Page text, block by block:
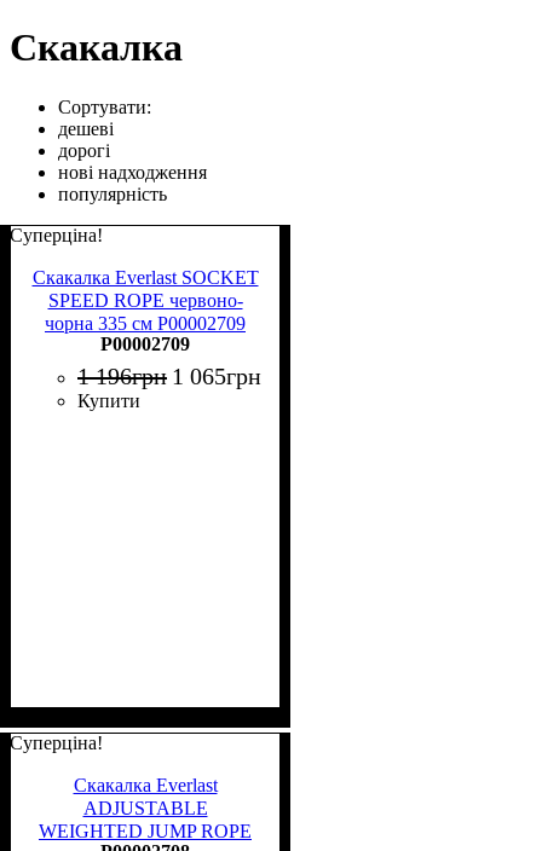
Скакалка
Сортувати:
дешеві
дорогі
нові надходження
популярність
Суперціна!
Скакалка Everlast SOCKET
SPEED ROPE червоно-
чорна 335 см P00002709
P00002709
1 196грн 1 065грн
Купити
Суперціна!
Скакалка Everlast
ADJUSTABLE
WEIGHTED JUMP ROPE